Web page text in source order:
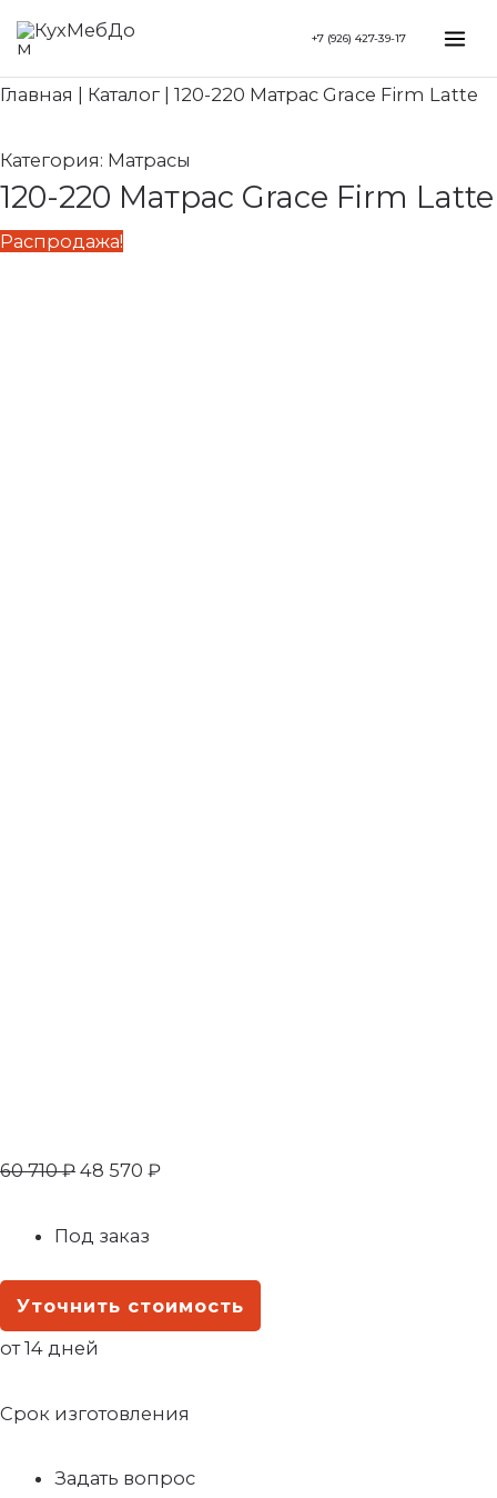
Перейти
содержимому
+7 (926) 427-39-17
Главная Каталог 120-220 Матрас Grace Firm Latte
Категория: Матрасы
120-220 Матрас Grace Firm Latte
Распродажа!
60 710₽
Первоначальная
составляла
710 ₽.
48 570 ₽
48
Под заказ
Уточнить стоимость
от 14 дней
Срок изготовления
Задать вопрос
Search...